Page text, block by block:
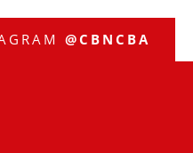
@CBNCBA